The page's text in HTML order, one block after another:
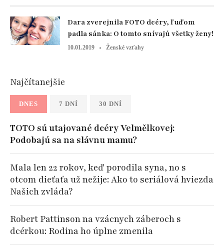
Dara zverejnila FOTO dcéry, ľuďom
padla sánka: O tomto snívajú všetky ženy!
10.01.2019 Ženské vzťahy
Najčítanejšie
DNES 7 DNÍ 30 DNÍ
TOTO sú utajované dcéry Velmělkovej:
Podobajú sa na slávnu mamu?
Mala len 22 rokov, keď porodila syna, no s
otcom dieťaťa už nežije: Ako to seriálová hviezda
Našich zvláda?
Robert Pattinson na vzácnych záberoch s
dcérkou: Rodina ho úplne zmenila